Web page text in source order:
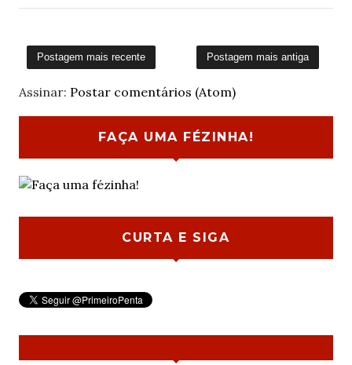
Postagem mais recente Postagem mais antiga
Assinar: Postar comentários (Atom)
FAÇA UMA FÉZINHA!
CURTA E SIGA